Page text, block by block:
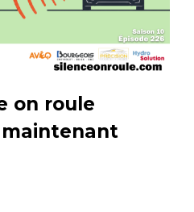
on roule
maintenant